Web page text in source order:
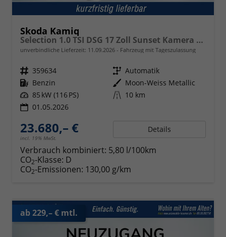
Skoda Kamiq
Selection 1.0 TSI DSG 17 Zoll Sunset Kamera PDC v+h
unverbindliche Lieferzeit: 11.09.2026 Fahrzeug mit Tageszulassung
Fahrzeugnr. 359634 Getriebe Automatik
Kraftstoff Benzin Außenfarbe Moon-Weiss Metallic
Leistung 85 kW (116 PS) Kilometerstand 10 km
01.05.2026
23.680,– €
incl. 19% MwSt.
Details
Verbrauch kombiniert: 5,80 l/100km
CO2-Klasse: D
CO2-Emissionen: 130,00 g/km
ab 229,– € mtl.